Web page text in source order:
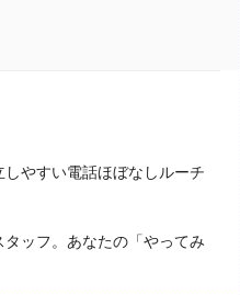
やすい電話ほぼなしルーチ
ッフ。あなたの「やってみ